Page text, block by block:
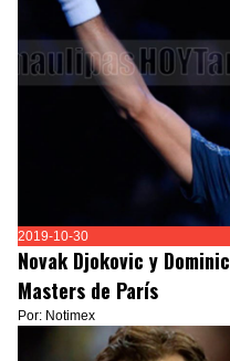
2019-10-30
Novak Djokovic y
Masters de París
Por: Notimex